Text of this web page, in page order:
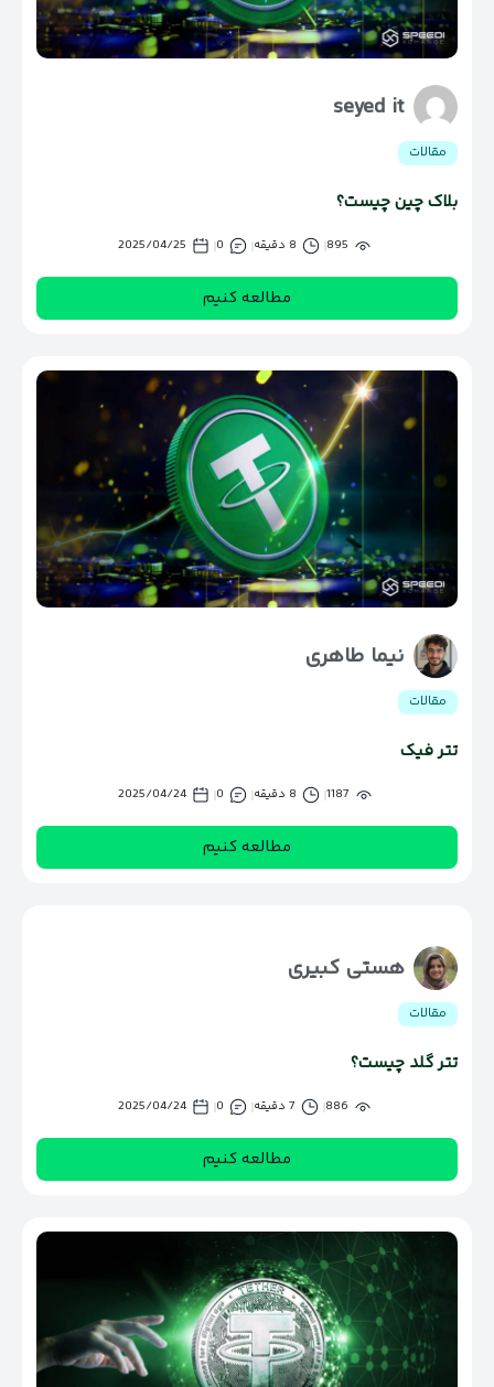
seyed it
مقالات
بلاک چین چیست؟
895 8 دقیقه 0
2025/04/25
مطالعه کنیم
نیما طاهری
مقالات
تتر فیک
1187 8 دقیقه 0
2025/04/24
مطالعه کنیم
هستی کبیری
مقالات
تتر گلد چیست؟
886 7 دقیقه 0
2025/04/24
مطالعه کنیم